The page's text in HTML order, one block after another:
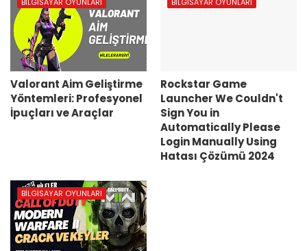
Valorant Aim Geliştirme
Yöntemleri: Profesyonel
İpuçları ve Araçlar
Rockstar Game
Launcher We Couldn't
Sign You in
Automatically Please
Login Manually Using
Hatası Çözümü 2024
BILGISAYAR OYUNLARI